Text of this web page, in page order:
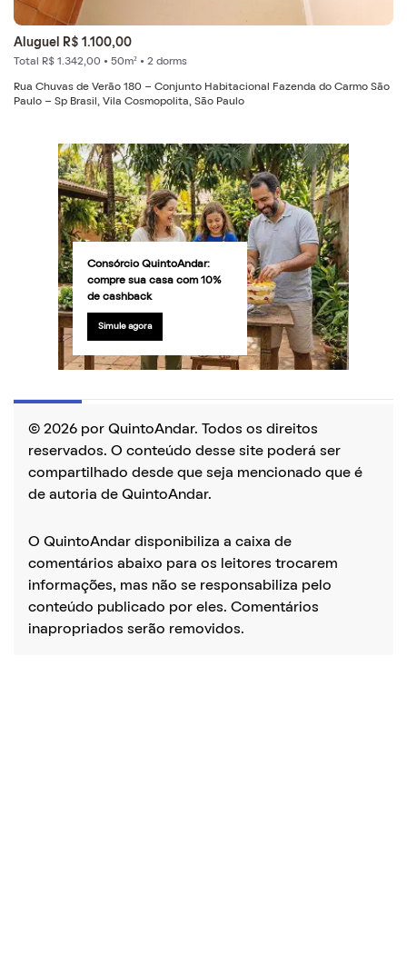
Aluguel R$ 1.100,00
Total R$ 1.342,00 • 50m² • 2 dorms
Rua Chuvas de Verão 180 - Conjunto Habitacional Fazenda do Carmo São
Paulo - Sp Brasil, Vila Cosmopolita, São Paulo
Consórcio QuintoAndar:
compre sua casa com 10%
de cashback
Simule agora
© 2026 por QuintoAndar. Todos os direitos
reservados. O conteúdo desse site poderá ser
compartilhado desde que seja mencionado que é
de autoria de QuintoAndar.
O QuintoAndar disponibiliza a caixa de
comentários abaixo para os leitores trocarem
informações, mas não se responsabiliza pelo
conteúdo publicado por eles. Comentários
inapropriados serão removidos.